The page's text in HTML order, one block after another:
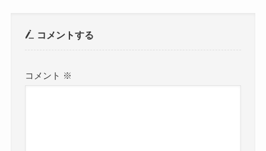
コメントする
コメント ※